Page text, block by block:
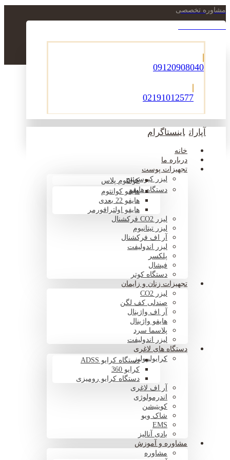
مشاوره تخصصی
09120908040
02191012577
آپارات اینستاگرام
خانه
درباره ما
تجهیزات پوست
لیزر کیوسوئیچکوانتوم پلاس
دستگاه هایفوهایفو کوانتوم
هایفو 22 بعدی
هایفو اولترافورمر
لیزر CO2 فرکشنال
لیزر تیتانیوم
آر اف فرکشنال
لیزر اندولیفت
پلکسر
فیشال
دستگاه کوتر
تجهیزات زنان و زایمان
لیزر CO2
صندلی کف لگن
آر اف واژینال
هایفو واژینال
پلاسما سرد
لیزر اندولیفت
دستگاه های لاغری
کرایولیپولیزدستگاه کرایو ADSS
کرایو 360
دستگاه کرایو رومیزی
آر اف لاغری
اندرمولوژی
کویتیشن
شاک ویو
EMS
بادی آنالیز
مشاوره و آموزش
مشاوره